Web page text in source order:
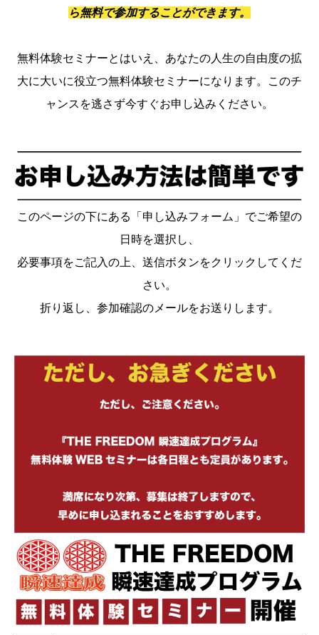
ら無料で参加することができます。
無料体験セミナーとはいえ、あなたの人生の自由度の拡
大に大いに役立つ無料体験セミナーになります。このチ
ャンスを逃さず今すぐお申し込みください。
このページの下にある「申し込みフォーム」でご希望の
日時を選択し、
必要事項をご記入の上、送信ボタンをクリックしてくだ
さい。
折り返し、参加確認のメールをお送りします。